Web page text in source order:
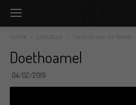
Home Literatuur Gedicht van de Week
Doethoamel
04/02/2019